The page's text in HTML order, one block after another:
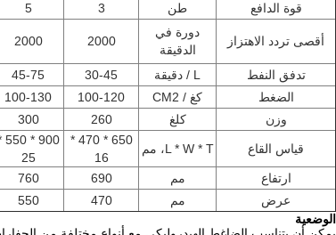
قوة الدافع
طن 3
5
أقصى تردد الاهتزاز
دورة في
الدقيقة
2000
2000
تدفق النفط L / دقيقة 30-45
45-75
الضغط
كغ / CM2 100-120
100-130
وزن
كلغ 260
300
قياس القاع L * W * T، مم
650 * 470 *
16
*
25
ارتفاع
مم 690
760
عرض
مم 470
550
الوضعية